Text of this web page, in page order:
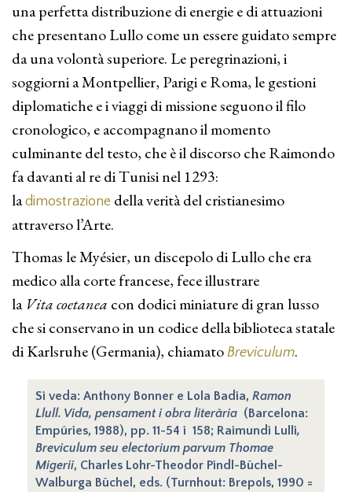
una perfetta distribuzione di energie e di attuazioni
che presentano Lullo come un essere guidato sempre
da una volontà superiore. Le peregrinazioni, i
soggiorni a Montpellier, Parigi e Roma, le gestioni
diplomatiche e i viaggi di missione seguono il filo
cronologico, e accompagnano il momento
culminante del testo, che è il discorso che Raimondo
fa davanti al re di Tunisi nel 1293:
ladimostrazione della verità del cristianesimo
attraverso l’Arte.
Thomas le Myésier, un discepolo di Lullo che era
medico alla corte francese, fece illustrare
la Vita coetanea con dodici miniature di gran lusso
che si conservano in un codice della biblioteca statale
di Karlsruhe (Germania), chiamato Breviculum.
Si veda: Anthony Bonner e Lola Badia, Ramon
Llull. Vida, pensament i obra literària (Barcelona:
Empúries, 1988), pp. 11-54 i 158; Raimundi Lulli,
Breviculum seu electorium parvum Thomae
Migerii, Charles Lohr-Theodor Pindl-Büchel-
Walburga Büchel, eds. (Turnhout: Brepols, 1990 =